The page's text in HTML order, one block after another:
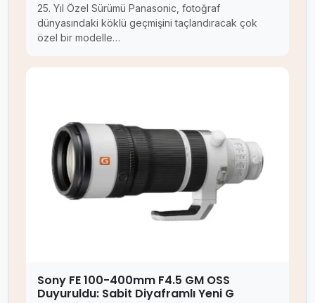
25. Yıl Özel Sürümü Panasonic, fotoğraf
dünyasındaki köklü geçmişini taçlandıracak çok
özel bir modelle…
Sony FE 100-400mm F4.5 GM OSS
Duyuruldu: Sabit Diyaframlı Yeni G